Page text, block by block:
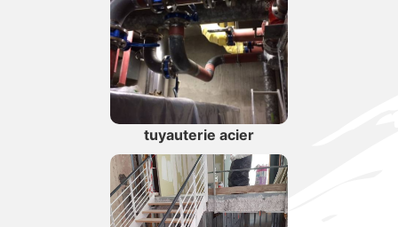
tuyauterie acier